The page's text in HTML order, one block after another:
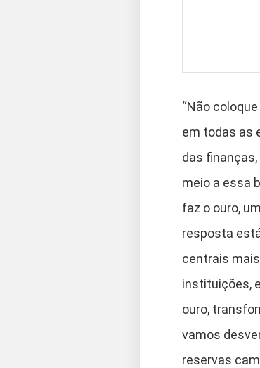
“Não
em todas as
das
meio a essa
faz o ouro,
resposta
centrais
instituições,
ouro,
vamos
reservas